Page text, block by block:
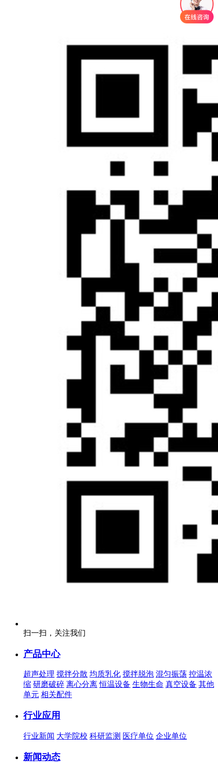
扫一扫，关注我们
产品中心
超声处理 搅拌分散 均质乳化 搅拌脱泡 混匀振荡 控温浓
缩 研磨破碎 离心分离 恒温设备 生物生命 真空设备 其他
单元 相关配件
行业应用
行业新闻 大学院校 科研监测 医疗单位 企业单位
新闻动态